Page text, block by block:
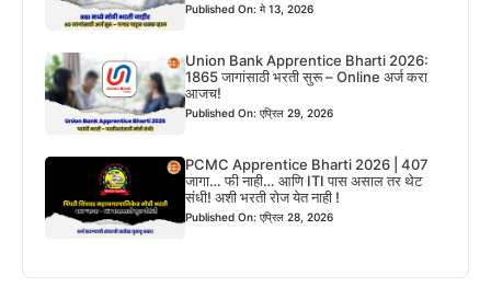
Published On: मे 13, 2026
Union Bank Apprentice Bharti 2026:
1865 जागांसाठी भरती सुरू – Online अर्ज करा
आजच!
Published On: एप्रिल 29, 2026
PCMC Apprentice Bharti 2026 | 407
जागा… फी नाही… आणि ITI पास असाल तर थेट
संधी! अशी भरती रोज येत नाही !
Published On: एप्रिल 28, 2026